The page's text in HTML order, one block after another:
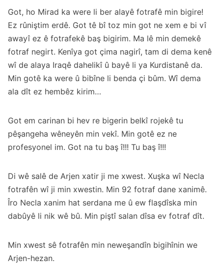
Got, ho Mirad ka were li ber alayê fotrafê min bigire!
Ez rûniştim erdê. Got tê bî toz min got ne xem e bi vî
awayî ez ê fotrafekê baş bigirim. Ma lê min demekê
fotraf negirt. Kenîya got çima nagirî, tam di dema kenê
wî de alaya Iraqê dahelikî û bayê li ya Kurdistanê da.
Min gotê ka were û bibîne li benda çi bûm. Wî dema
ala dît ez hembêz kirim…
Got em carinan bi hev re bigerin belkî rojekê tu
pêşangeha wêneyên min vekî. Min gotê ez ne
profesyonel im. Got na tu baş î!!! Tu baş î!!!
Di wê salê de Arjen xatir ji me xwest. Xuşka wî Necla
fotrafên wî ji min xwestin. Min 92 fotraf dane xanimê.
Îro Necla xanim hat serdana me û ew flaşdîska min
dabûyê li nik wê bû. Min piştî salan dîsa ev fotraf dît.
Min xwest sê fotrafên min neweşandîn bigihînin we
Arjen-hezan.